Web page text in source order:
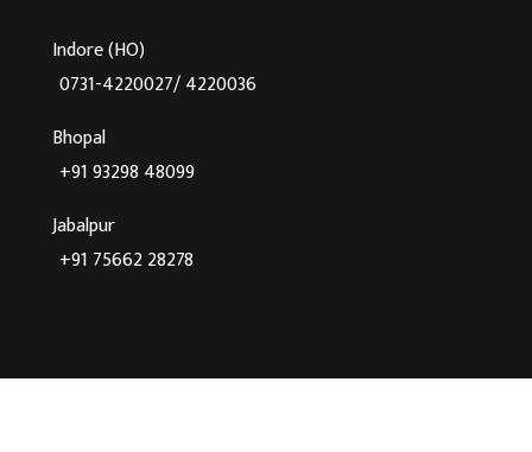
Indore (HO)
0731-4220027/ 4220036
Bhopal
+91 93298 48099
Jabalpur
+91 75662 28278